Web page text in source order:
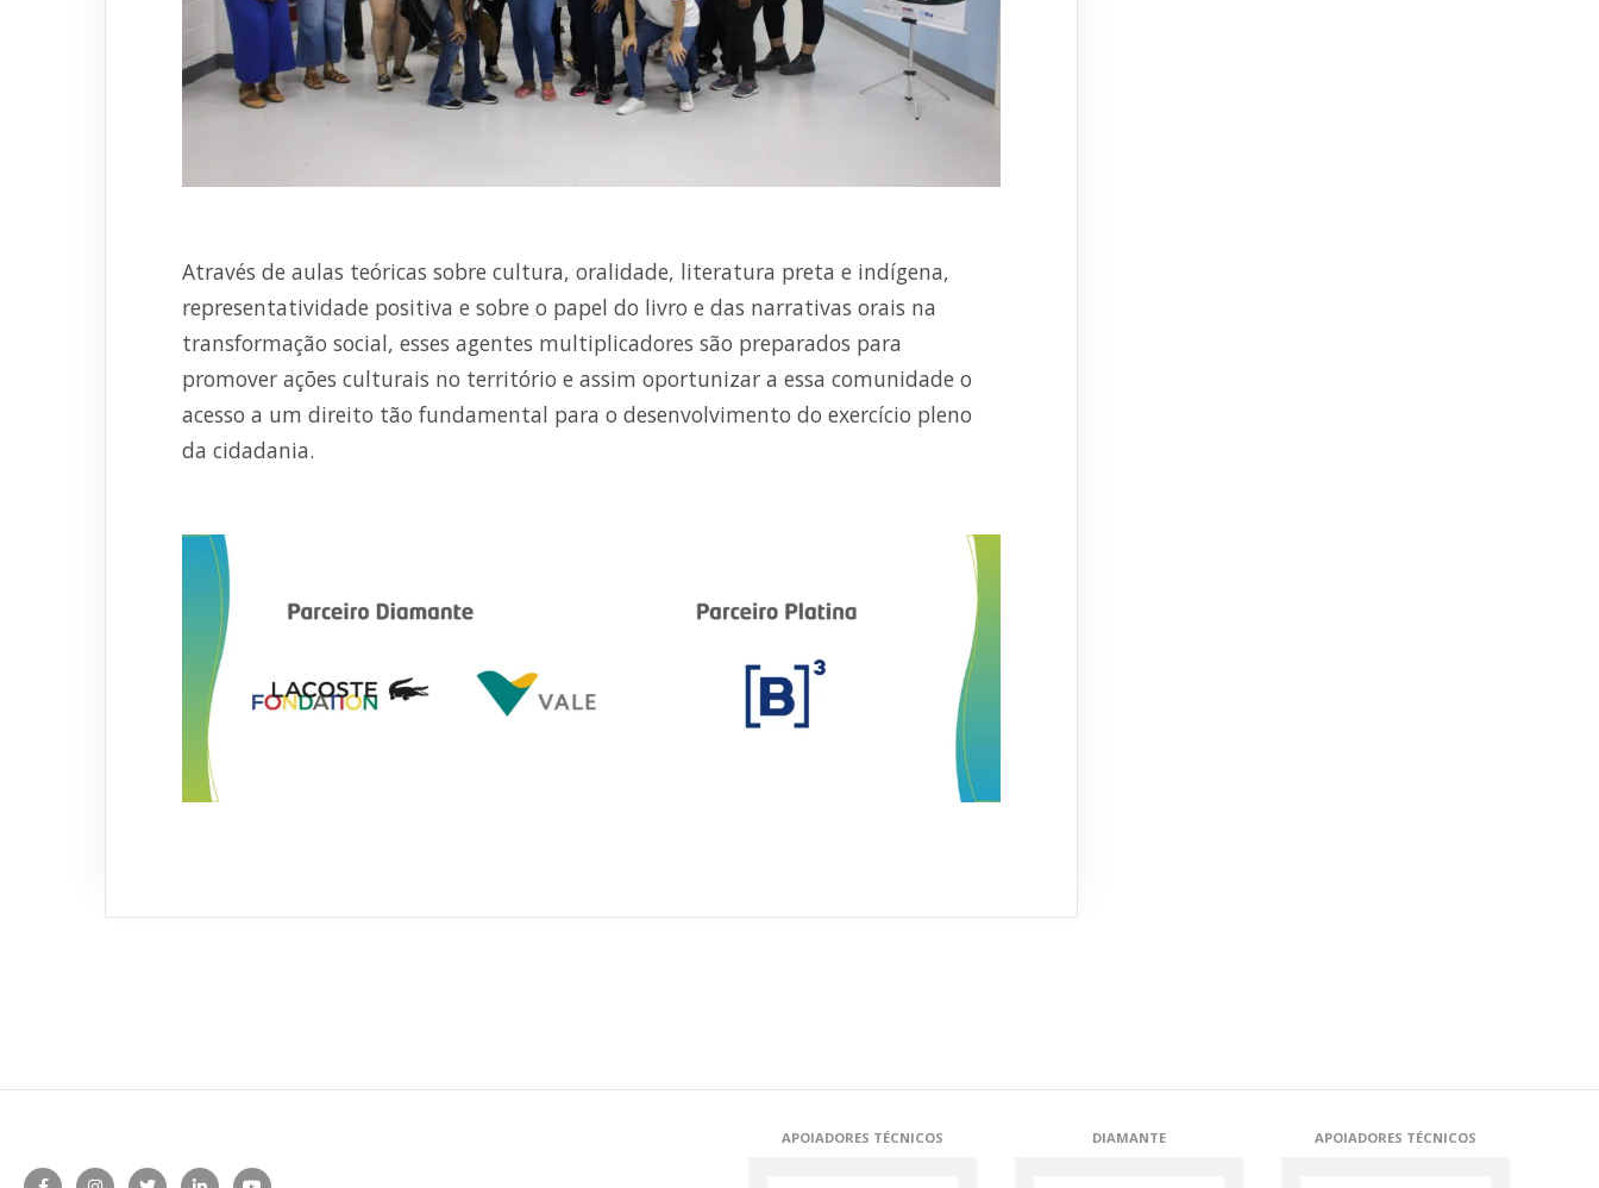
Através de aulas teóricas sobre cultura, oralidade, literatura preta e indígena,
representatividade positiva e sobre o papel do livro e das narrativas orais na
transformação social, esses agentes multiplicadores são preparados para
promover ações culturais no território e assim oportunizar a essa comunidade o
acesso a um direito tão fundamental para o desenvolvimento do exercício pleno
da cidadania.
APOIADORES TÉCNICOS PRATA APOIADORES TÉCNICOS